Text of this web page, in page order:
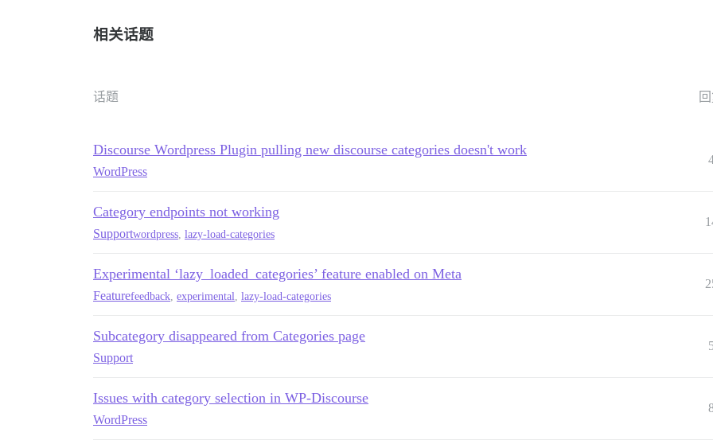
相关话题
话题
Discourse Wordpress Plugin pulling new discourse categories doesn't work
WordPress
Category endpoints not working
Supportwordpress lazy-load-categories
Experimental ‘lazy_loaded_categories’ feature enabled on Meta
Featurefeedback experimental lazy-load-categories
Subcategory disappeared from Categories page
Support
Issues with category selection in WP-Discourse
WordPress